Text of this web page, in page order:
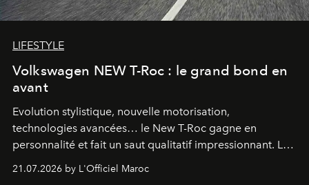
LIFESTYLE
Volkswagen NEW T-Roc : le grand bond en
avant
Evolution stylistique, nouvelle motorisation,
technologies avancées… le New T-Roc gagne en
personnalité et fait un saut qualitatif impressionnant. Le
constructeur allemand a revu en profondeur son SUV
fétiche pour le rendre plus premium. Et le pari semble
21.07.2026 by L'Officiel Maroc